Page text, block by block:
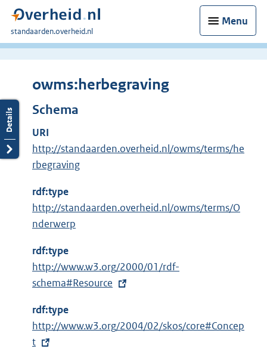
Menu
U
bent
standaarden.overheid.nl
owms:herbegraving
Schema
URI
http://standaarden.overheid.nl/owms/terms/he
rbegraving
rdf:type
http://standaarden.overheid.nl/owms/terms/O
nderwerp
rdf:type
E
x
e
r
n
http://www.w3.org/2000/01/rdf-
schema#Resource
rdf:type
E
x
http://www.w3.org/2004/02/skos/core#Concep
t